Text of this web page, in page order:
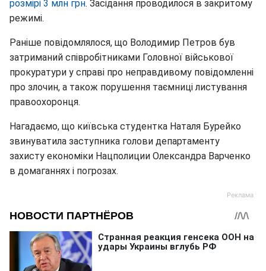
розмірі 3 млн грн. Засідання проводилося в закритому
режимі.
Раніше повідомлялося, що Володимир Петров був
затриманий співробітниками Головної військової
прокуратури у справі про неправдивому повідомленні
про злочин, а також порушення таємниці листування
правоохоронця.
Нагадаємо, що київська студентка Наталя Бурейко
звинуватила заступника голови департаменту
захисту економіки Нацполиции Олександра Варченко
в домаганнях і погрозах.